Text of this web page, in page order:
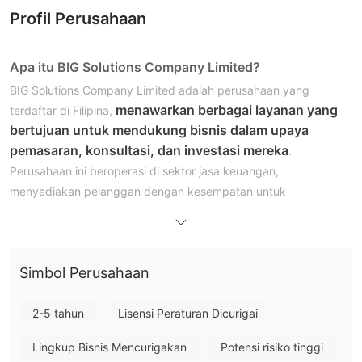
Profil Perusahaan
Apa itu BIG Solutions Company Limited?
BIG Solutions Company Limited adalah perusahaan yang
terdaftar di Filipina, menawarkan berbagai layanan yang
bertujuan untuk mendukung bisnis dalam upaya
pemasaran, konsultasi, dan investasi mereka.
Perusahaan ini beroperasi di sektor jasa keuangan,
menyediakan pelanggan dengan kesempatan untuk
konsultasi bisnis inti yang mencakup berbagai aspek operasi
meningkatkan proses internal.
investasinya, penting untuk dicatat bahwa BIG Solutions
Simbol Perusahaan
2-5 tahun Lisensi Peraturan Dicurigai
Lingkup Bisnis Mencurigakan Potensi risiko tinggi